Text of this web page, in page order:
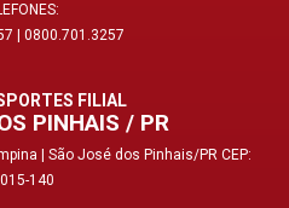
0800.701.3257
FILIAL
PINHAIS / PR
| São José dos Pinhais/PR CEP:
140